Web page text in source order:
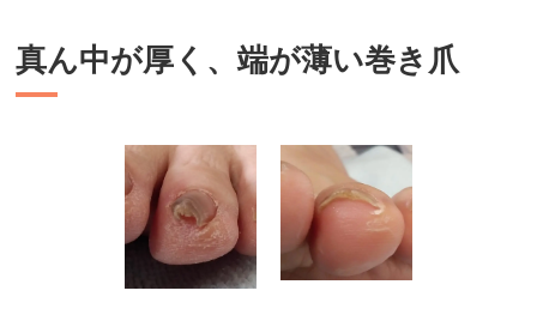
真ん中が厚く、端が薄い巻き爪